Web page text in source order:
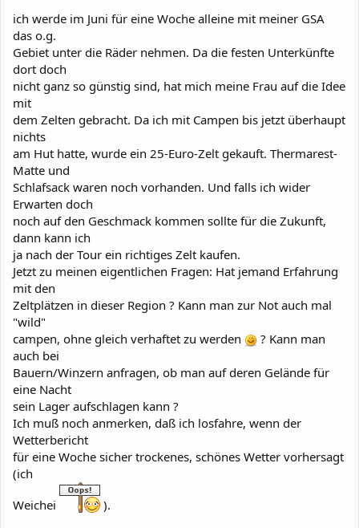
ich werde im Juni für eine Woche alleine mit meiner GSA
das o.g.
Gebiet unter die Räder nehmen. Da die festen Unterkünfte
dort doch
nicht ganz so günstig sind, hat mich meine Frau auf die Idee
mit
dem Zelten gebracht. Da ich mit Campen bis jetzt überhaupt
nichts
am Hut hatte, wurde ein 25-Euro-Zelt gekauft. Thermarest-
Matte und
Schlafsack waren noch vorhanden. Und falls ich wider
Erwarten doch
noch auf den Geschmack kommen sollte für die Zukunft,
dann kann ich
ja nach der Tour ein richtiges Zelt kaufen.
Jetzt zu meinen eigentlichen Fragen: Hat jemand Erfahrung
mit den
Zeltplätzen in dieser Region ? Kann man zur Not auch mal
"wild"
campen, ohne gleich verhaftet zu werden
? Kann man
auch bei
Bauern/Winzern anfragen, ob man auf deren Gelände für
eine Nacht
sein Lager aufschlagen kann ?
Ich muß noch anmerken, daß ich losfahre, wenn der
Wetterbericht
für eine Woche sicher trockenes, schönes Wetter vorhersagt
(ich
Weichei
).